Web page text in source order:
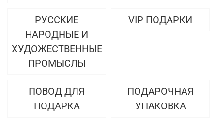
РУССКИЕ
НАРОДНЫЕ И
ХУДОЖЕСТВЕННЫЕ
ПРОМЫСЛЫ
VIP ПОДАРКИ
ПОВОД ДЛЯ
ПОДАРКА
ПОДАРОЧНАЯ
УПАКОВКА